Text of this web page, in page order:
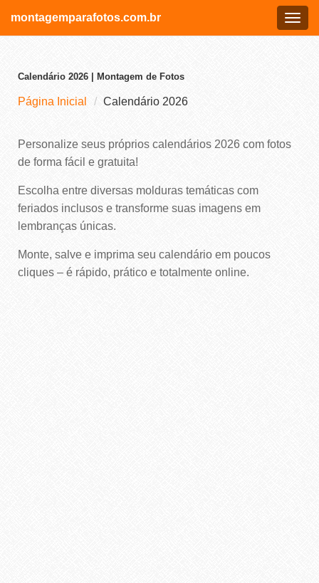
Menu
montagemparafotos.com.br
Calendário 2026 | Montagem de Fotos
Página Inicial Calendário 2026
Personalize seus próprios calendários 2026 com fotos
de forma fácil e gratuita!
Escolha entre diversas molduras temáticas com
feriados inclusos e transforme suas imagens em
lembranças únicas.
Monte, salve e imprima seu calendário em poucos
cliques – é rápido, prático e totalmente online.